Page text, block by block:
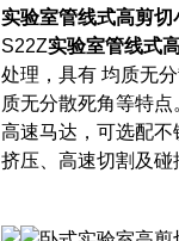
实验室管线式高剪切
S22Z实验室管线式
处理，具有 均质无
质无分散死角等特点
高速马达，可选配
挤压、高速切割及